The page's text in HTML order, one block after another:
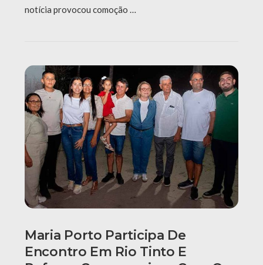
notícia provocou comoção …
Maria Porto Participa De
Encontro Em Rio Tinto E